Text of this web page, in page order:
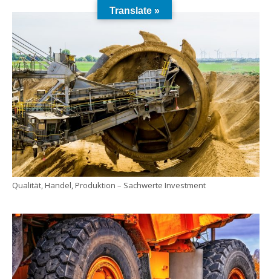
Qualität, Handel, Produktion – Sachwerte Investment
Translate »